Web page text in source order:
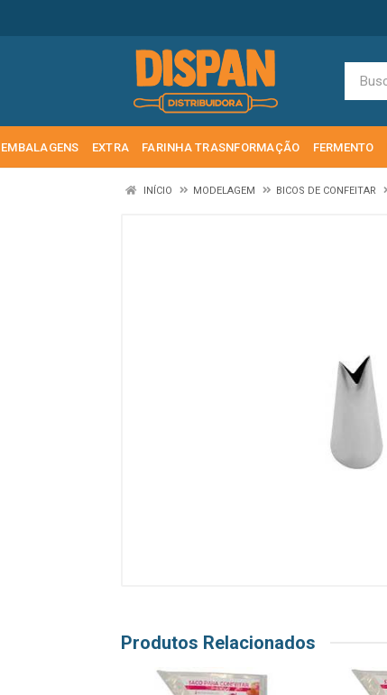
EMBALAGENS EXTRA FARINHA TRASNFORMAÇÃO FERMENTO
INÍCIO MODELAGEM BICOS DE CONFEITAR
Produtos Relacionados